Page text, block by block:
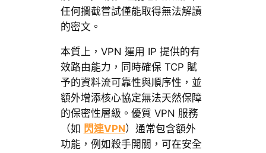
任何攔截嘗試僅能取得無法解讀
的密文。
本質上，VPN 運用 IP 提供的有
效路由能力，同時確保 TCP 賦
予的資料流可靠性與順序性，並
額外增添核心協定無法天然保障
的保密性層級。優質 VPN 服務
（如 閃連VPN）通常包含額外
功能，例如殺手開關，可在安全